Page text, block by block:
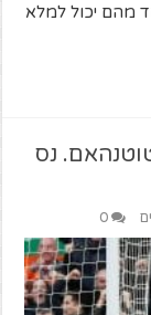
מהם יכול למלא
של ליברקלופ (32): טוטנהאם. נס
0